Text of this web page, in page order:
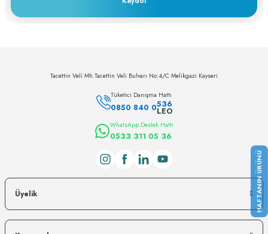
Tacettin Veli Mh.Tacettin Veli Bulvarı No:4/C Melikgazi Kayseri
Tüketici Danışma Hattı
0850 840 0536
LEO
WhatsApp Destek Hattı
0533 311 05 36
Üyelik